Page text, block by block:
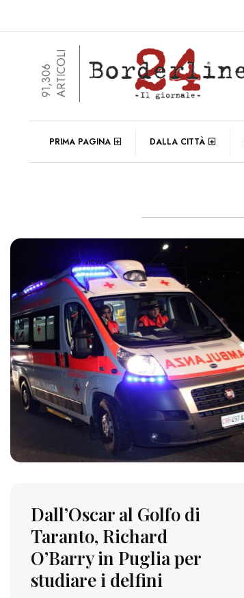
91,306ARTICOLI
PRIMA PAGINA DALLA CITTÀ
2739 VIEWS
Dall’Oscar al Golfo di
Taranto, Richard
O’Barry in Puglia per
studiare i delfini